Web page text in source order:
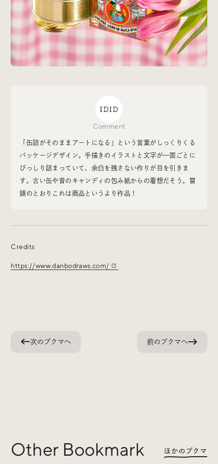
#デジタルデザイン #コミュニティ
#ブランディング #ご当地クリエイター
Social
@iDID_team
Collaboration withOUGON
Privacy Policy
Comment
「缶詰がそのままアートになる」という言葉がしっくりくる
パッケージデザイン。手描きのイラストと文字が一面ごとに
びっしり詰まっていて、余白を残さない作りが目を引きま
す。古い缶や昔のキャンディの包み紙からの着想だそう。冒
頭のとおりこれは商品というより作品！
Credits
https://www.danbodraws.com/
次のブクマへ 前のブクマへ
Other Bookmark ほかのブクマ